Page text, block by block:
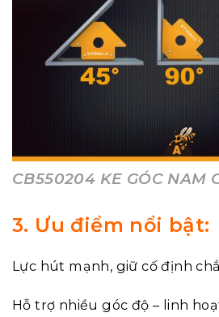
CB550204 KE GÓC NAM
3. Ưu điểm nổi bật:
Lực hút mạnh, giữ cố định
Hỗ trợ nhiều góc độ – linh